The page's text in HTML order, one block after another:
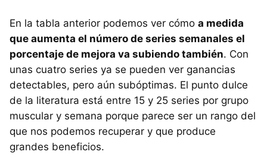
En la tabla anterior podemos ver cómo a medida
que aumenta el número de series semanales el
porcentaje de mejora va subiendo también. Con
unas cuatro series ya se pueden ver ganancias
detectables, pero aún subóptimas. El punto dulce
de la literatura está entre 15 y 25 series por grupo
muscular y semana porque parece ser un rango del
que nos podemos recuperar y que produce
grandes beneficios.